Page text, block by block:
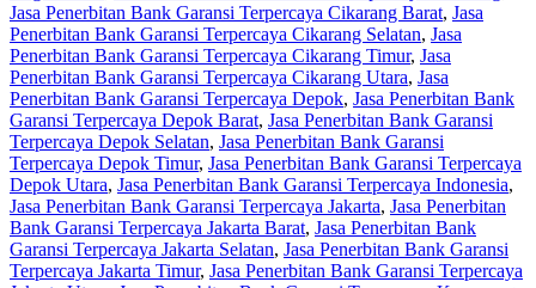
Jasa Penerbitan Bank Garansi Terpercaya Cikarang Barat, Jasa
Penerbitan Bank Garansi Terpercaya Cikarang Selatan, Jasa
Penerbitan Bank Garansi Terpercaya Cikarang Timur, Jasa
Penerbitan Bank Garansi Terpercaya Cikarang Utara, Jasa
Penerbitan Bank Garansi Terpercaya Depok, Jasa Penerbitan Bank
Garansi Terpercaya Depok Barat, Jasa Penerbitan Bank Garansi
Terpercaya Depok Selatan, Jasa Penerbitan Bank Garansi
Terpercaya Depok Timur, Jasa Penerbitan Bank Garansi Terpercaya
Depok Utara, Jasa Penerbitan Bank Garansi Terpercaya Indonesia,
Jasa Penerbitan Bank Garansi Terpercaya Jakarta, Jasa Penerbitan
Bank Garansi Terpercaya Jakarta Barat, Jasa Penerbitan Bank
Garansi Terpercaya Jakarta Selatan, Jasa Penerbitan Bank Garansi
Terpercaya Jakarta Timur, Jasa Penerbitan Bank Garansi Terpercaya